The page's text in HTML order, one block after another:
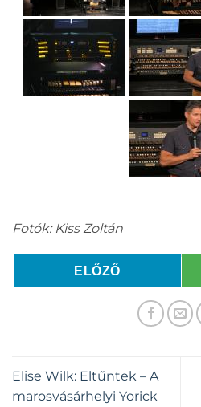
Fotók: Kiss Zoltán
ELŐZŐ
Elise Wilk: Eltűntek – A
marosvásárhelyi Yorick